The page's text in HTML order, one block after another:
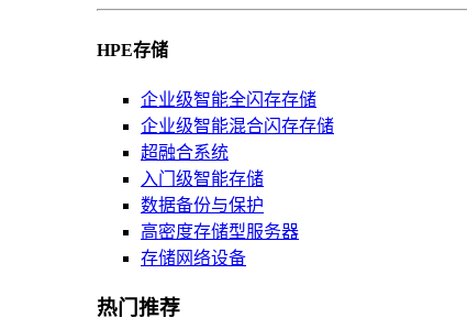
HPE存储
企业级智能全闪存存储
企业级智能混合闪存存储
超融合系统
入门级智能存储
数据备份与保护
高密度存储型服务器
存储网络设备
热门推荐